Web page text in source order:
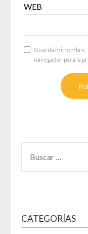
WEB
Guarda mi
navegador para la
CATEGORÍAS